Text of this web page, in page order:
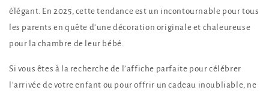
élégant. En 2025, cette tendance est un incontournable pour tous
les parents en quête d’une décoration originale et chaleureuse
pour la chambre de leur bébé.
Si vous êtes à la recherche de l’affiche parfaite pour célébrer
l’arrivée de votre enfant ou pour offrir un cadeau inoubliable, ne